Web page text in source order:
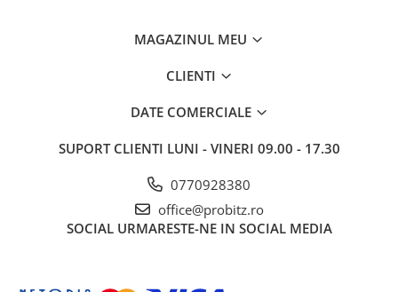
MAGAZINUL MEU
CLIENTI
DATE COMERCIALE
SUPORT CLIENTI LUNI - VINERI 09.00 - 17.30
0770928380
office@probitz.ro
SOCIAL URMARESTE-NE IN SOCIAL MEDIA